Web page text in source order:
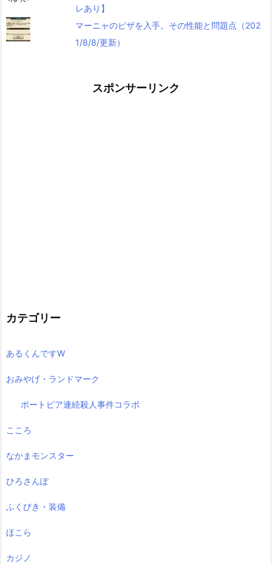
レあり】
マーニャのピザを入手。その性能と問題点（202
1/8/8/更新）
スポンサーリンク
カテゴリー
あるくんですW
おみやげ・ランドマーク
ポートピア連続殺人事件コラボ
こころ
なかまモンスター
ひろさんぽ
ふくびき・装備
ほこら
カジノ